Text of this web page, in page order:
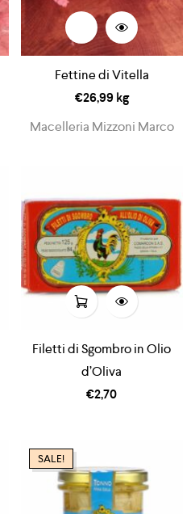
Fettine di Vitella
€26,99 kg
Macelleria Mizzoni Marco
Filetti di Sgombro in Olio
d’Oliva
€2,70
SALE!